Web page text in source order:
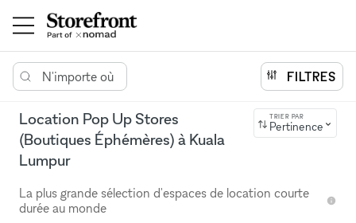
N'importe où FILTRES
Location Pop Up Stores
(Boutiques Éphémères) à Kuala
Lumpur
TRIER PAR
Pertinence
La plus grande sélection d'espaces de location courte
durée au monde